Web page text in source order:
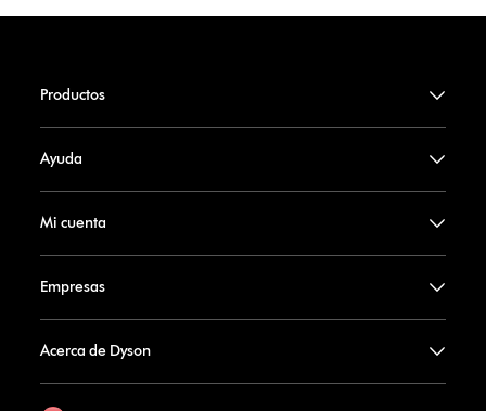
Productos
Ayuda
Mi cuenta
Empresas
Acerca de Dyson